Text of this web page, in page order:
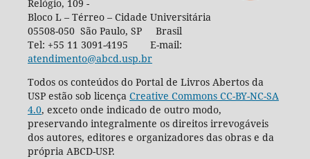
Relógio, 109 -
Bloco L – Térreo – Cidade Universitária
05508-050 São Paulo, SP Brasil
Tel: +55 11 3091-4195 E-mail:
atendimento@abcd.usp.br
Todos os conteúdos do Portal de Livros Abertos da
USP estão sob licença Creative Commons CC-BY-NC-SA
4.0, exceto onde indicado de outro modo,
preservando integralmente os direitos irrevogáveis
dos autores, editores e organizadores das obras e da
própria ABCD-USP.